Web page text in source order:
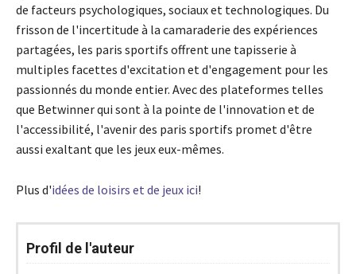
de facteurs psychologiques, sociaux et technologiques. Du
frisson de l'incertitude à la camaraderie des expériences
partagées, les paris sportifs offrent une tapisserie à
multiples facettes d'excitation et d'engagement pour les
passionnés du monde entier. Avec des plateformes telles
que Betwinner qui sont à la pointe de l'innovation et de
l'accessibilité, l'avenir des paris sportifs promet d'être
aussi exaltant que les jeux eux-mêmes.
Plus d'idées de loisirs et de jeux ici!
Profil de l'auteur